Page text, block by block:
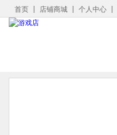
首页 店铺商城 个人中心